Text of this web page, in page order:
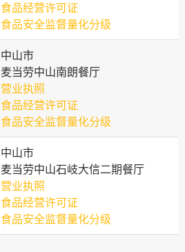
食品经营许可证
食品安全监督量化分级
中山市
麦当劳中山南朗餐厅
营业执照
食品经营许可证
食品安全监督量化分级
中山市
麦当劳中山石岐大信二期餐厅
营业执照
食品经营许可证
食品安全监督量化分级